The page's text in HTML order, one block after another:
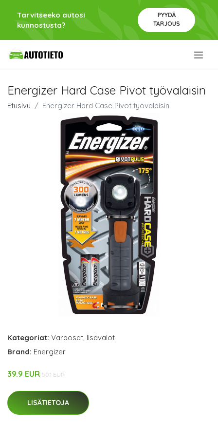
Tarvitseeko autosi
kunnostusta?
PYYDÄ
TARJOUS
Energizer Hard Case Pivot työvalaisin
Etusivu Energizer Hard Case Pivot työvalaisin
Kategoriat: Varaosat, lisävalot
Brand: Energizer
39.9 EUR 50.1 EUR
LISÄTIETOJA